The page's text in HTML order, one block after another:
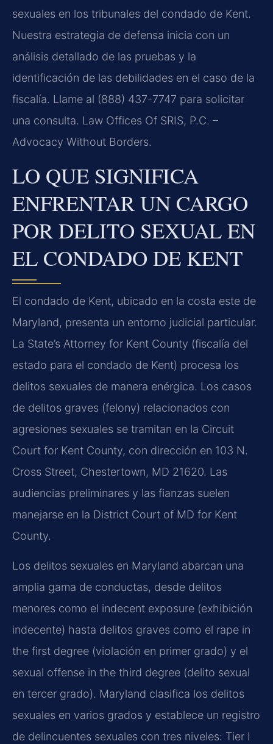
sexuales en los tribunales del condado de Kent.
Nuestra estrategia de defensa inicia con un
análisis detallado de las pruebas y la
identificación de las debilidades en el caso de la
fiscalía. Llame al (888) 437-7747 para solicitar
una consulta. Law Offices Of SRIS, P.C. –
Advocacy Without Borders.
LO QUE SIGNIFICA
ENFRENTAR UN CARGO
POR DELITO SEXUAL EN
EL CONDADO DE KENT
El condado de Kent, ubicado en la costa este de
Maryland, presenta un entorno judicial particular.
La State’s Attorney for Kent County (fiscalía del
estado para el condado de Kent) procesa los
delitos sexuales de manera enérgica. Los casos
de delitos graves (felony) relacionados con
agresiones sexuales se tramitan en la Circuit
Court for Kent County, con dirección en 103 N.
Cross Street, Chestertown, MD 21620. Las
audiencias preliminares y las fianzas suelen
manejarse en la District Court of MD for Kent
County.
Los delitos sexuales en Maryland abarcan una
amplia gama de conductas, desde delitos
menores como el indecent exposure (exhibición
indecente) hasta delitos graves como el rape in
the first degree (violación en primer grado) y el
sexual offense in the third degree (delito sexual
en tercer grado). Maryland clasifica los delitos
sexuales en varios grados y establece un registro
de delincuentes sexuales con tres niveles: Tier I